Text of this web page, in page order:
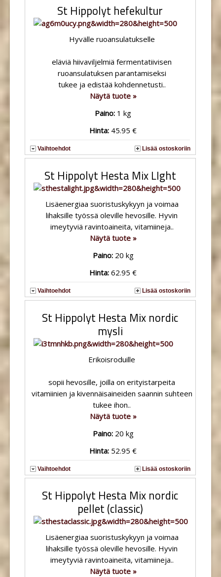
St Hippolyt hefekultur
Hyvälle ruoansulatukselle
eläviä hiivaviljelmiä fermentatiivisen
ruoansulatuksen parantamiseksi
tukee ja edistää kohdennetusti..
Näytä tuote »
Paino: 1 kg
Hinta: 45.95 €
Vaihtoehdot Lisää ostoskoriin
St Hippolyt Hesta Mix LIght
Lisäenergiaa suoristuskykyyn ja voimaa
lihaksille työssä oleville hevosille. Hyvin
imeytyviä ravintoaineita, vitamiineja..
Näytä tuote »
Paino: 20 kg
Hinta:62.95 €
Vaihtoehdot Lisää ostoskoriin
St Hippolyt Hesta Mix nordic
mysli
Erikoisroduille
sopii hevosille, joilla on erityistarpeita
vitamiinien ja kivennäisaineiden saannin suhteen
tukee ihon..
Näytä tuote »
Paino: 20 kg
Hinta: 52.95 €
Vaihtoehdot Lisää ostoskoriin
St Hippolyt Hesta Mix nordic
pellet (classic)
Lisäenergiaa suoristuskykyyn ja voimaa
lihaksille työssä oleville hevosille. Hyvin
imeytyviä ravintoaineita, vitamiineja..
Näytä tuote »